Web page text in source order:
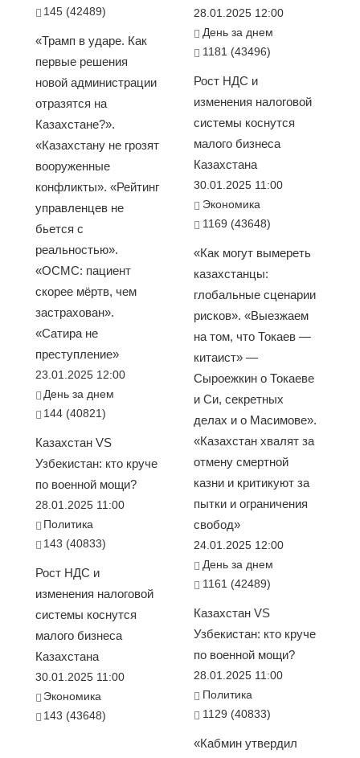
145 (42489)
«Трамп в ударе. Как
первые решения
новой администрации
отразятся на
Казахстане?».
«Казахстану не грозят
вооруженные
конфликты». «Рейтинг
управленцев не
бьется с
реальностью».
«ОСМС: пациент
скорее мёртв, чем
застрахован».
«Сатира не
преступление»
23.01.2025 12:00
День за днем
144 (40821)
Казахстан VS
Узбекистан: кто круче
по военной мощи?
28.01.2025 11:00
Политика
143 (40833)
Рост НДС и
изменения налоговой
системы коснутся
малого бизнеса
Казахстана
30.01.2025 11:00
Экономика
143 (43648)
28.01.2025 12:00
День за днем
1181 (43496)
Рост НДС и
изменения налоговой
системы коснутся
малого бизнеса
Казахстана
30.01.2025 11:00
Экономика
1169 (43648)
«Как могут вымереть
казахстанцы:
глобальные сценарии
рисков». «Выезжаем
на том, что Токаев —
китаист» —
Сыроежкин о Токаеве
и Си, секретных
делах и о Масимове».
«Казахстан хвалят за
отмену смертной
казни и критикуют за
пытки и ограничения
свобод»
24.01.2025 12:00
День за днем
1161 (42489)
Казахстан VS
Узбекистан: кто круче
по военной мощи?
28.01.2025 11:00
Политика
1129 (40833)
«Кабмин утвердил